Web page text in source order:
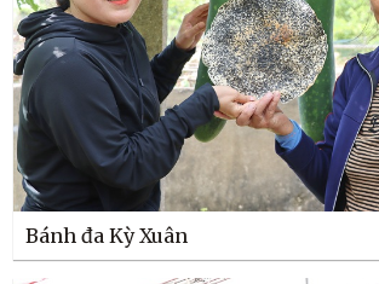
Bánh đa Kỳ Xuân